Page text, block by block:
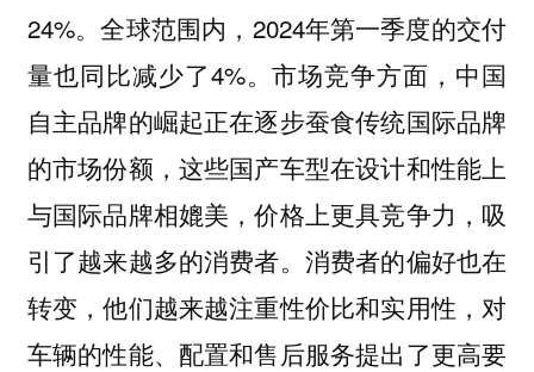
24%。全球范围内，2024年第一季度的交付
量也同比减少了4%。市场竞争方面，中国
自主品牌的崛起正在逐步蚕食传统国际品牌
的市场份额，这些国产车型在设计和性能上
与国际品牌相媲美，价格上更具竞争力，吸
引了越来越多的消费者。消费者的偏好也在
转变，他们越来越注重性价比和实用性，对
车辆的性能、配置和售后服务提出了更高要